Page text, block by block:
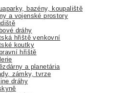
bazény, koupaliště
a vojenské prostory
dráhy
hřiště venkovní
koutky
hřiště
a planetária
zámky, tvrze
dráhy